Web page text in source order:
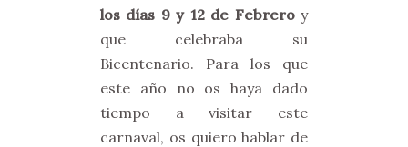
los días 9 y 12 de Febreroy
que celebraba su
Bicentenario. Para los que
este año no os haya dado
tiempo a visitar este
carnaval, os quiero hablar de